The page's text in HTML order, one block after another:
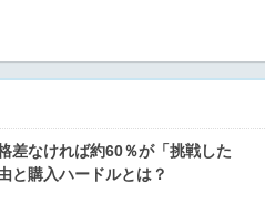
差なければ約60％が「挑戦した
と購入ハードルとは？